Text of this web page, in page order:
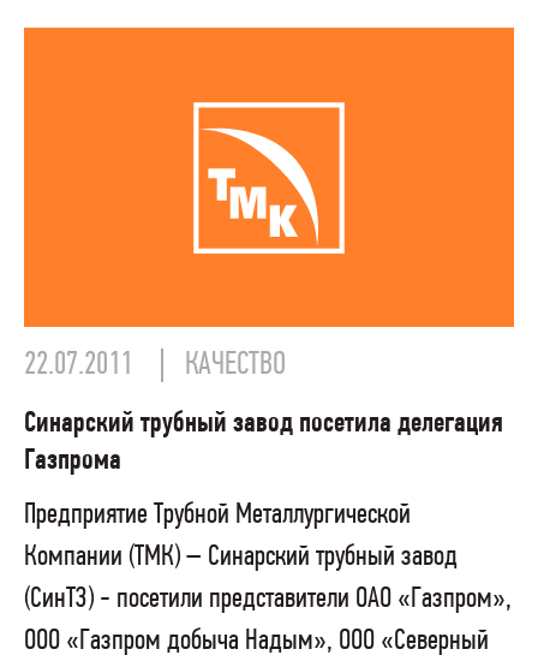
22.07.2011 КАЧЕСТВО
Синарский трубный завод посетила делегация
Газпрома
Предприятие Трубной Металлургической
Компании (ТМК) – Синарский трубный завод
(СинТЗ) - посетили представители ОАО «Газпром»,
ООО «Газпром добыча Надым», ООО «Северный